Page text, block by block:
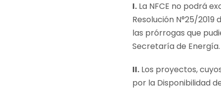
I. La NFCE no podrá
Resolución N°25/
las prórrogas que
Secretaría de Energía.
II. Los proyectos,
por la Disponibilidad